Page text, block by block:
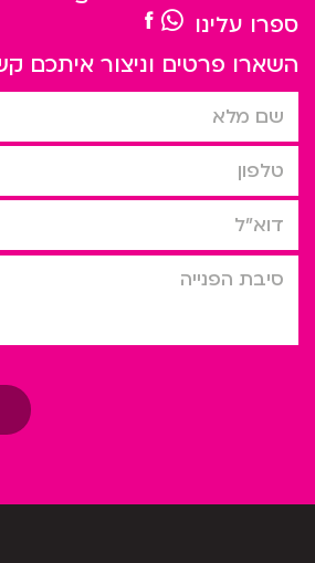
ספרו עלינו
השארו פרטים וניצור איתכם
שם מלא
טלפון
דוא”ל
סיבת הפניה